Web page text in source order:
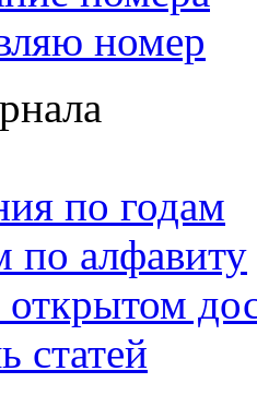
номер
по годам
по алфавиту
открытом
статей